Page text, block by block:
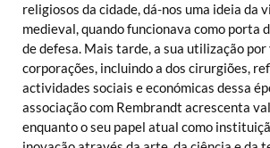
religiosos da cidade, dá-nos uma ideia da
medieval, quando funcionava como porta
de defesa. Mais tarde, a sua utilização por
corporações, incluindo a dos cirurgiões,
actividades sociais e económicas dessa
associação com Rembrandt acrescenta
enquanto o seu papel atual como